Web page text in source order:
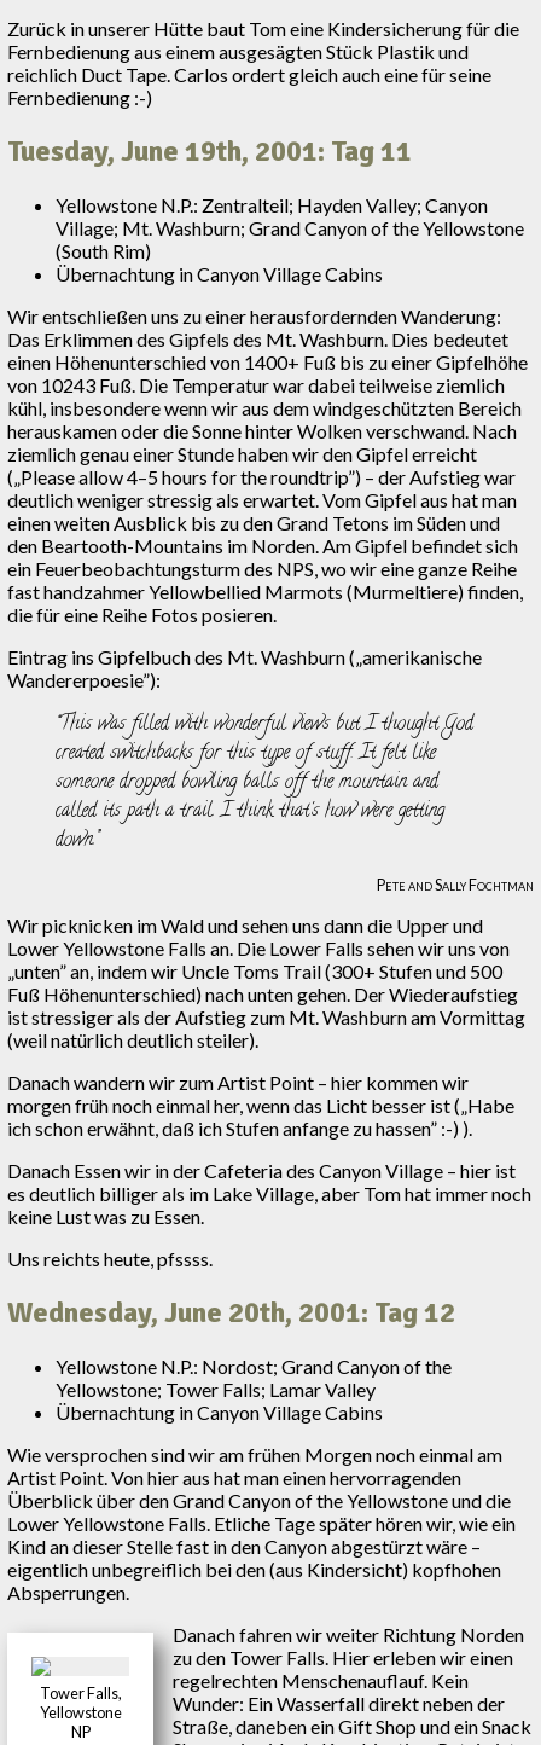
Zurück in unserer Hütte baut Tom eine Kindersicherung für die
Fernbedienung aus einem ausgesägten Stück Plastik und
reichlich Duct Tape. Carlos ordert gleich auch eine für seine
Fernbedienung :-)
Tuesday, June 19th, 2001: Tag 11
Yellowstone N.P.: Zentralteil; Hayden Valley; Canyon
Village; Mt. Washburn; Grand Canyon of the Yellowstone
(South Rim)
Übernachtung in Canyon Village Cabins
Wir entschließen uns zu einer herausfordernden Wanderung:
Das Erklimmen des Gipfels des Mt. Washburn. Dies bedeutet
einen Höhenunterschied von 1400+ Fuß bis zu einer Gipfelhöhe
von 10243 Fuß. Die Temperatur war dabei teilweise ziemlich
kühl, insbesondere wenn wir aus dem windgeschützten Bereich
herauskamen oder die Sonne hinter Wolken verschwand. Nach
ziemlich genau einer Stunde haben wir den Gipfel erreicht
(„Please allow 4–5 hours for the roundtrip”) – der Aufstieg war
deutlich weniger stressig als erwartet. Vom Gipfel aus hat man
einen weiten Ausblick bis zu den Grand Tetons im Süden und
den Beartooth-Mountains im Norden. Am Gipfel befindet sich
ein Feuerbeobachtungsturm des NPS, wo wir eine ganze Reihe
fast handzahmer Yellowbellied Marmots (Murmeltiere) finden,
die für eine Reihe Fotos posieren.
Eintrag ins Gipfelbuch des Mt. Washburn („amerikanische
Wandererpoesie”):
This was filled with wonderful views but I thought God
created switchbacks for this type of stuff. It felt like
someone dropped bowling balls off the mountain and
called its path a trail. I think that's how were getting
down.
Pete and Sally Fochtman
Wir picknicken im Wald und sehen uns dann die Upper und
Lower Yellowstone Falls an. Die Lower Falls sehen wir uns von
„unten” an, indem wir Uncle Toms Trail (300+ Stufen und 500
Fuß Höhenunterschied) nach unten gehen. Der Wiederaufstieg
ist stressiger als der Aufstieg zum Mt. Washburn am Vormittag
(weil natürlich deutlich steiler).
Danach wandern wir zum Artist Point – hier kommen wir
morgen früh noch einmal her, wenn das Licht besser ist („Habe
ich schon erwähnt, daß ich Stufen anfange zu hassen” :-) ).
Danach Essen wir in der Cafeteria des Canyon Village – hier ist
es deutlich billiger als im Lake Village, aber Tom hat immer noch
keine Lust was zu Essen.
Uns reichts heute, pfssss.
Wednesday, June 20th, 2001: Tag 12
Yellowstone N.P.: Nordost; Grand Canyon of the
Yellowstone; Tower Falls; Lamar Valley
Übernachtung in Canyon Village Cabins
Wie versprochen sind wir am frühen Morgen noch einmal am
Artist Point. Von hier aus hat man einen hervorragenden
Überblick über den Grand Canyon of the Yellowstone und die
Lower Yellowstone Falls. Etliche Tage später hören wir, wie ein
Kind an dieser Stelle fast in den Canyon abgestürzt wäre –
eigentlich unbegreiflich bei den (aus Kindersicht) kopfhohen
Absperrungen.
Tower Falls,
Yellowstone
NP
Danach fahren wir weiter Richtung Norden
zu den Tower Falls. Hier erleben wir einen
regelrechten Menschenauflauf. Kein
Wunder: Ein Wasserfall direkt neben der
Straße, daneben ein Gift Shop und ein Snack